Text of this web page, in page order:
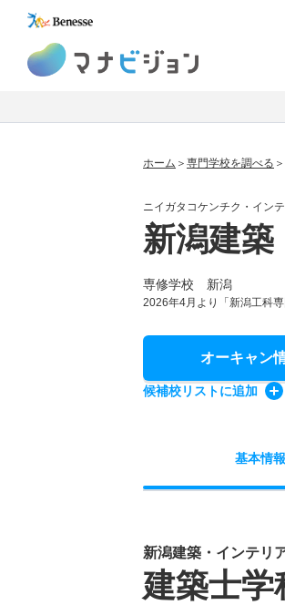
ホーム 専門学校を調べる
ニイガタコケンチク・イン
新潟建
専修学校 新潟
2026年4月より「新潟工科
オーキャン
候補校リストに追加
基本情報
新潟建築・インテリ
建築士学